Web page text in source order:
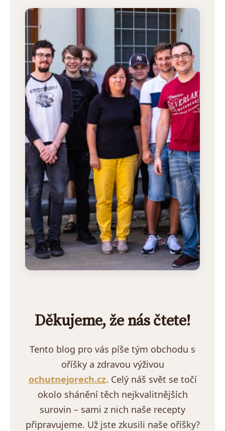
Děkujeme, že nás čtete!
Tento blog pro vás píše tým obchodu s
oříšky a zdravou výživou
ochutnejorech.cz. Celý náš svět se točí
okolo shánění těch nejkvalitnějších
surovin – sami z nich naše recepty
připravujeme. Už jste zkusili naše oříšky?